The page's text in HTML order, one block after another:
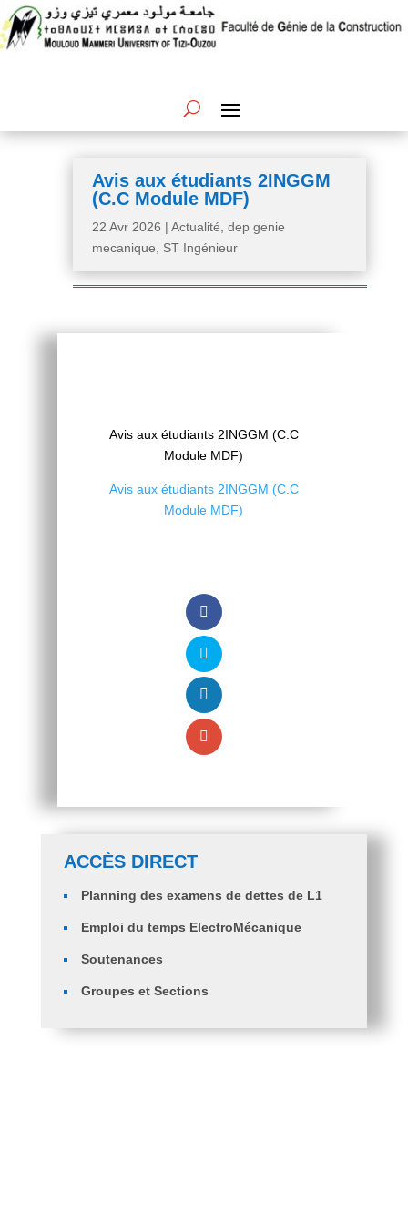
Avis aux étudiants 2INGGM
(C.C Module MDF)
22 Avr 2026 | Actualité dep genie
mecanique
ST Ingénieur
Avis aux étudiants 2INGGM (C.C
Module MDF)
Avis aux étudiants 2INGGM (C.C
Module MDF)
ACCÈS DIRECT
Planning des examens de dettes de L1
Emploi du temps ElectroMécanique
Soutenances
Groupes et Sections